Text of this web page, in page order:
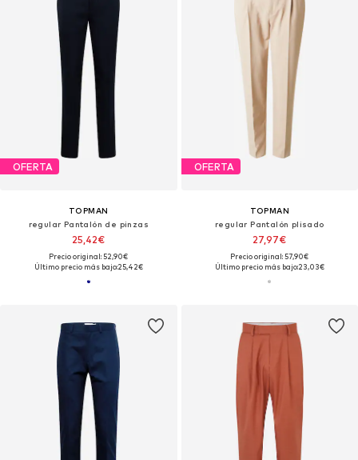
OFERTA
TOPMAN
regular Pantalón de pinzas
25,42€
Precio original: 52,90€
Último precio más bajo:25,42€
OFERTA
TOPMAN
regular Pantalón plisado
27,97€
Precio original: 57,90€
Último precio más bajo:23,03€